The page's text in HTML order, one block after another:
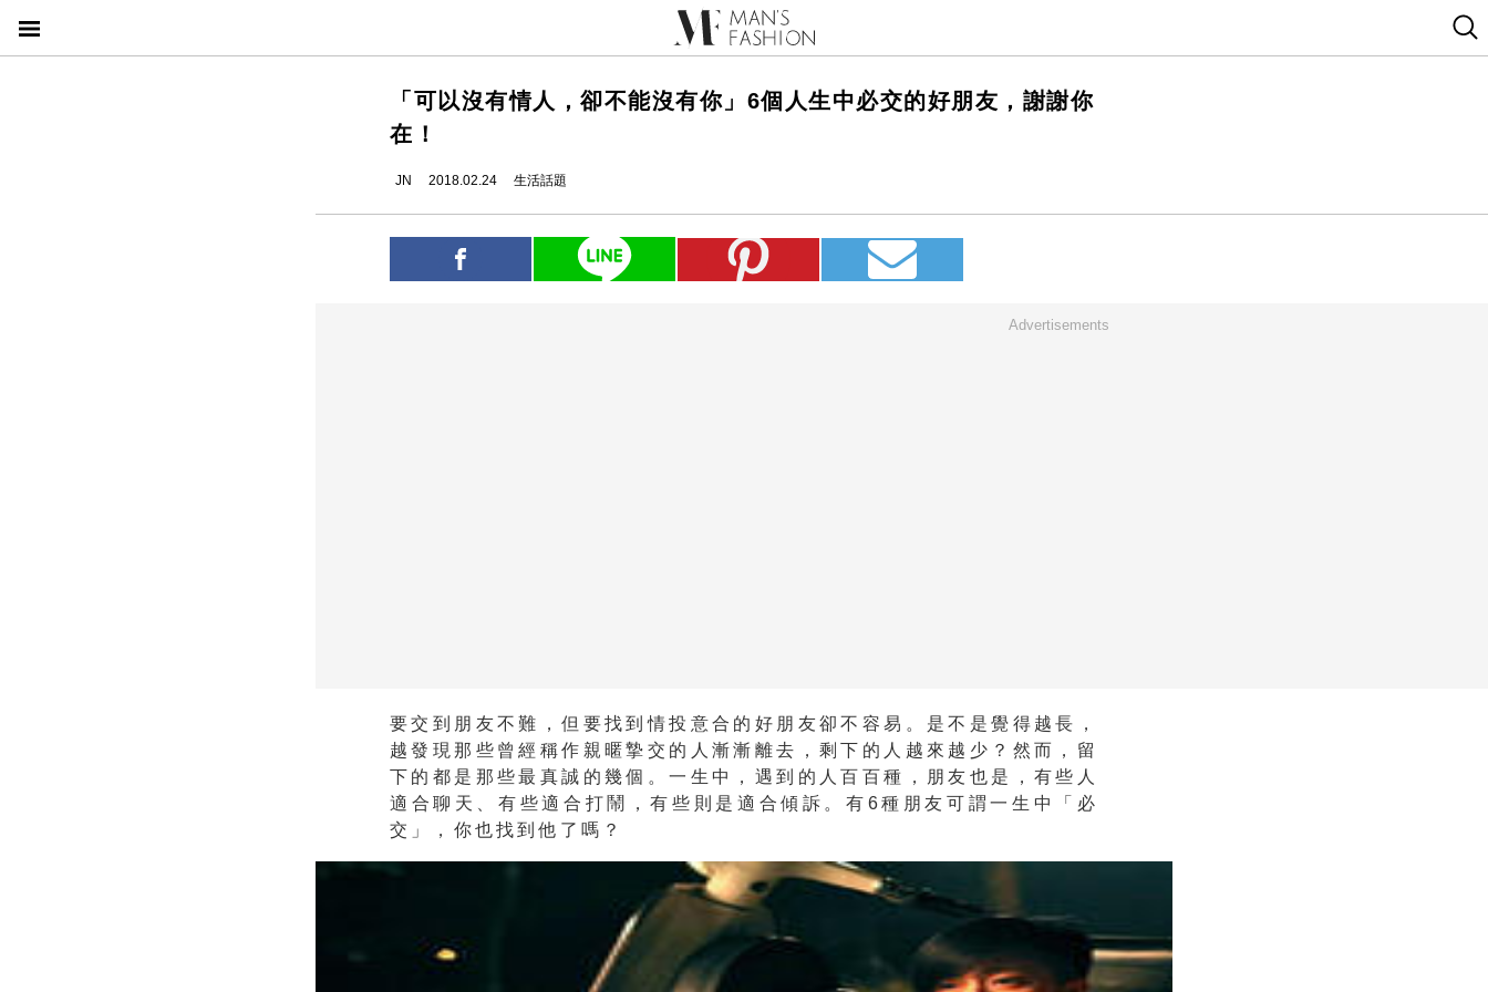
「可以沒有情人，卻不能沒有你」6個人生中必交的好朋友，謝謝你
在！
JN 2018.02.24 生活話題
Advertisements
要交到朋友不難，但要找到情投意合的好朋友卻不容易。是不是覺得越長，
越發現那些曾經稱作親暱摯交的人漸漸離去，剩下的人越來越少？然而，留
下的都是那些最真誠的幾個。一生中，遇到的人百百種，朋友也是，有些人
適合聊天、有些適合打鬧，有些則是適合傾訴。有6種朋友可謂一生中「必
交」，你也找到他了嗎？